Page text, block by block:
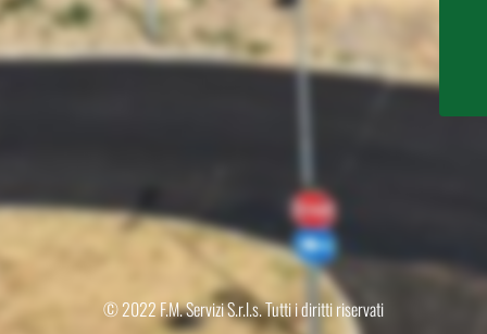
© 2022 F.M. Servizi S.r.l.s. Tutti i diritti riservati